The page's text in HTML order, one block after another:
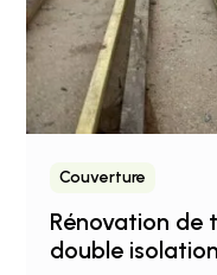
Couverture
Rénovation de
double